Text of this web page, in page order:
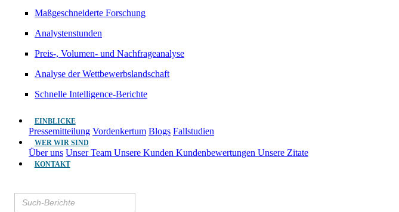
Maßgeschneiderte Forschung
Analystenstunden
Preis-, Volumen- und Nachfrageanalyse
Analyse der Wettbewerbslandschaft
Schnelle Intelligence-Berichte
EINBLICKE
Pressemitteilung Vordenkertum Blogs Fallstudien
WER WIR SIND
Über uns Unser Team Unsere Kunden Kundenbewertungen Unsere Zitate
KONTAKT